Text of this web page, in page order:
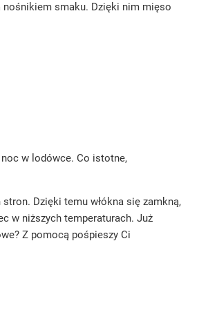
nośnikiem smaku. Dzięki nim mięso
w lodówce. Co istotne,
Dzięki temu włókna się zamkną,
w niższych temperaturach. Już
Z pomocą pośpieszy Ci